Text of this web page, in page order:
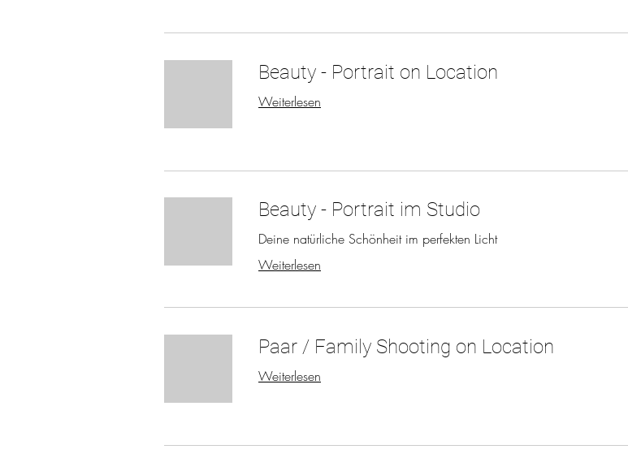
Beauty - Portrait on Location
Weiterlesen
Beauty - Portrait im Studio
Deine natürliche Schönheit im perfekten Licht
Weiterlesen
Paar / Family Shooting on Location
Weiterlesen